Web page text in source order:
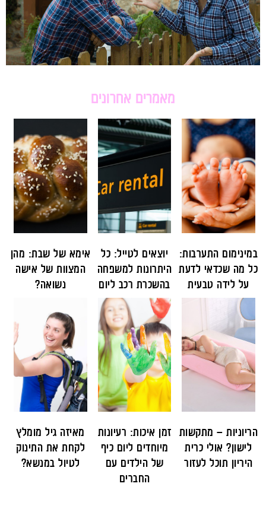
מאמרים אחרונים
במינימום התערבות:
כל מה שכדאי לדעת
על לידה טבעית
יוצאים לטייל: כל
היתרונות למשפחה
בהשכרת רכב ליום
אימא של שבת: מהן
המצוות של אישה
נשואה?
הריוניות – מתקשות
לישון? אולי כרית
היריון תוכל לעזור
זמן איכות: רעיונות
מיוחדים ליום כיף
של הילדים עם
החברים
מאיזה גיל מומלץ
לקחת את התינוק
לטיול במנשא?